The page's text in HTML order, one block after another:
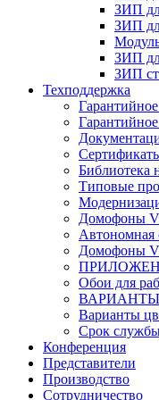
ЗИП
ЗИП
ЗИП
ЗИП
Техподдержка
Библиотека
Типовые
Домофоны
Домофоны
Обои для
Варианты
Срок
Конференция
Представители
Производство
Сотрудничество